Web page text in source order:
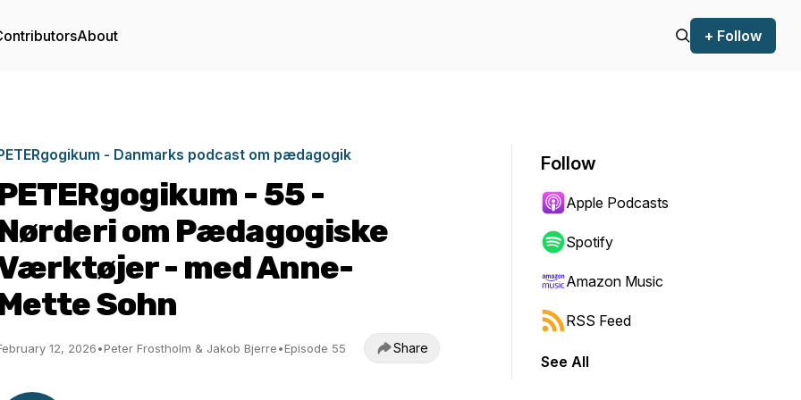
About + Follow
- Danmarks podcast om pædagogik
- 55 -
om Pædagogiske
- med Anne-
Sohn
12, 2026•Peter Frostholm & Jakob Bjerre•Episode 55 Share
Follow
Apple Podcasts
Spotify
Amazon Music
RSS Feed
See All